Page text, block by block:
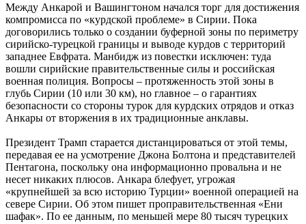
Между Анкарой и Вашингтоном начался торг для достижения
компромисса по «курдской проблеме» в Сирии. Пока
договорились только о создании буферной зоны по периметру
сирийско-турецкой границы и выводе курдов с территорий
западнее Евфрата. Манбидж из повестки исключен: туда
вошли сирийские правительственные силы и российская
военная полиция. Вопросы – протяженность этой зоны в
глубь Сирии (10 или 30 км), но главное – о гарантиях
безопасности со стороны турок для курдских отрядов и отказ
Анкары от вторжения в их традиционные анклавы.
Президент Трамп старается дистанцироваться от этой темы,
передавая ее на усмотрение Джона Болтона и представителей
Пентагона, поскольку она информационно провальна и не
несет никаких плюсов. Анкара блефует, угрожая
«крупнейшей за всю историю Турции» военной операцией на
севере Сирии. Об этом пишет проправительственная «Ени
шафак». По ее данным, по меньшей мере 80 тысяч турецких